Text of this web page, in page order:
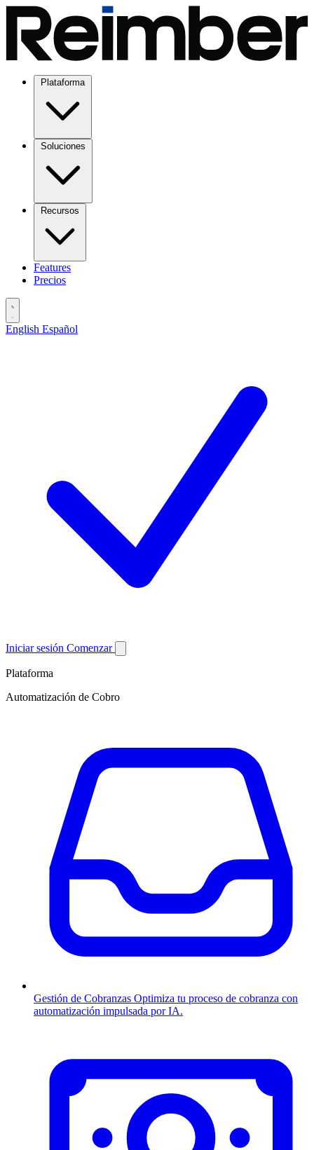
Features
Precios
English Español
Iniciar sesión Comenzar
Plataforma
Automatización de Cobro
Gestión de Cobranzas Optimiza tu proceso de cobranza con
automatización impulsada por IA.